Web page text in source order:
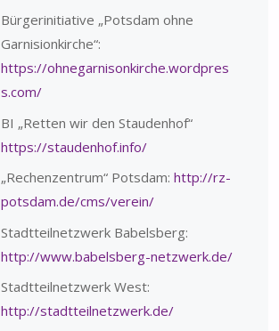
Bürgerinitiative „Potsdam ohne
Garnisionkirche“:
https://ohnegarnisonkirche.wordpres
s.com/
BI „Retten wir den Staudenhof“
https://staudenhof.info/
„Rechenzentrum“ Potsdam: http://rz-
potsdam.de/cms/verein/
Stadtteilnetzwerk Babelsberg:
http://www.babelsberg-netzwerk.de/
Stadtteilnetzwerk West:
http://stadtteilnetzwerk.de/